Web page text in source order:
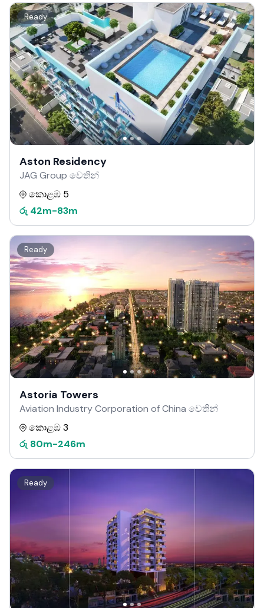
Ready
Aston Residency
JAG Group වෙතින්
කොළඹ 5
රු 42m-83m
Ready
Astoria Towers
Aviation Industry Corporation of China වෙතින්
කොළඹ 3
රු 80m-246m
Ready